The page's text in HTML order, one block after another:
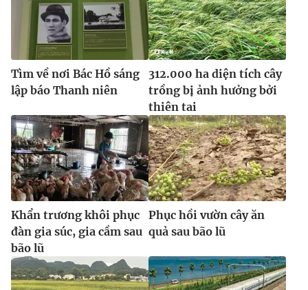
Tìm về nơi Bác Hồ sáng
lập báo Thanh niên
312.000 ha diện tích cây
trồng bị ảnh hưởng bởi
thiên tai
Khẩn trương khôi phục
đàn gia súc, gia cầm sau
bão lũ
Phục hồi vườn cây ăn
quả sau bão lũ